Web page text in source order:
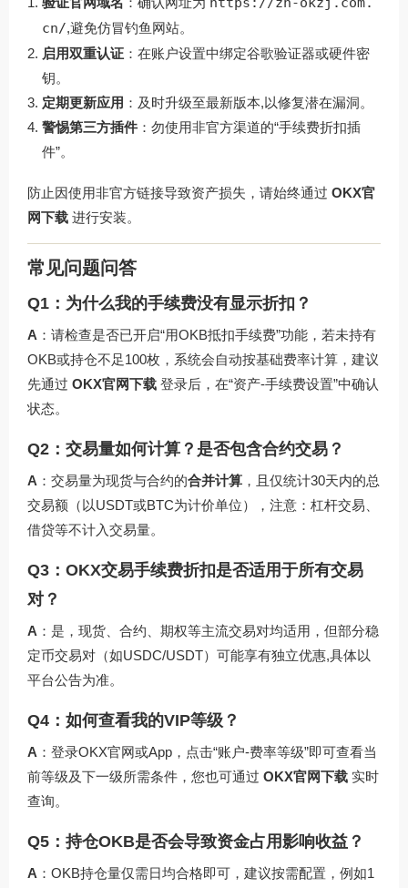
cn/,避免仿冒钓鱼网站。
启用双重认证 ：在账户设置中绑定谷歌验证器或硬件密
钥。
定期更新应用 ：及时升级至最新版本,以修复潜在漏洞。
警惕第三方插件 ：勿使用非官方渠道的“手续费折扣插
件”。
防止因使用非官方链接导致资产损失，请始终通过 OKX官
网下载 进行安装。
常见问题问答
Q1：为什么我的手续费没有显示折扣？
A ：请检查是否已开启“用OKB抵扣手续费”功能，若未持有
OKB或持仓不足100枚，系统会自动按基础费率计算，建议
先通过 OKX官网下载 登录后，在“资产-手续费设置”中确认
状态。
Q2：交易量如何计算？是否包含合约交易？
A ：交易量为现货与合约的合并计算 ，且仅统计30天内的总
交易额（以USDT或BTC为计价单位），注意：杠杆交易、
借贷等不计入交易量。
Q3：OKX交易手续费折扣是否适用于所有交易
对？
A ：是，现货、合约、期权等主流交易对均适用，但部分稳
定币交易对（如USDC/USDT）可能享有独立优惠,具体以
平台公告为准。
Q4：如何查看我的VIP等级？
A ：登录OKX官网或App，点击“账户-费率等级”即可查看当
前等级及下一级所需条件，您也可通过 OKX官网下载 实时
查询。
Q5：持仓OKB是否会导致资金占用影响收益？
A ：OKB持仓量仅需日均合格即可，建议按需配置，例如1